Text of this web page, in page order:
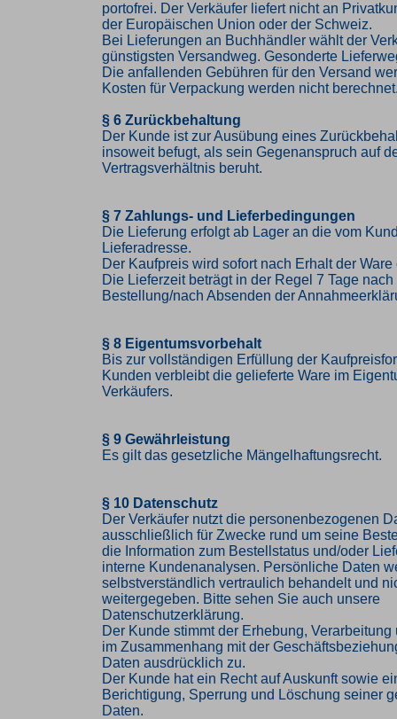
portofrei. Der Verkäufer liefert nicht an
der Europäischen Union oder der Schweiz.
Bei Lieferungen an Buchhändler wählt der
günstigsten Versandweg. Gesonderte
Die anfallenden Gebühren für den Versand
Kosten für Verpackung werden nicht
§ 6 Zurückbehaltung
Der Kunde ist zur Ausübung eines
insoweit befugt, als sein Gegenanspruch auf
Vertragsverhältnis beruht.
§ 7 Zahlungs- und Lieferbedingungen
Die Lieferung erfolgt ab Lager an die vom
Lieferadresse.
Der Kaufpreis wird sofort nach Erhalt der
Die Lieferzeit beträgt in der Regel 7 Tage
Bestellung/nach Absenden der
§ 8 Eigentumsvorbehalt
Bis zur vollständigen Erfüllung der
Kunden verbleibt die gelieferte Ware im
Verkäufers.
§ 9 Gewährleistung
Es gilt das gesetzliche Mängelhaftungsrecht.
§ 10 Datenschutz
Der Verkäufer nutzt die personenbezogenen
ausschließlich für Zwecke rund um seine
die Information zum Bestellstatus und/oder
interne Kundenanalysen. Persönliche Daten
selbstverständlich vertraulich behandelt und
weitergegeben. Bitte sehen Sie auch unsere
Datenschutzerklärung.
Der Kunde stimmt der Erhebung,
im Zusammenhang mit der
Daten ausdrücklich zu.
Der Kunde hat ein Recht auf Auskunft sowie
Berichtigung, Sperrung und Löschung seiner
Daten.